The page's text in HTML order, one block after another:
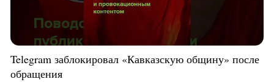
Telegram заблокировал «Кавказскую общину» после
обращения